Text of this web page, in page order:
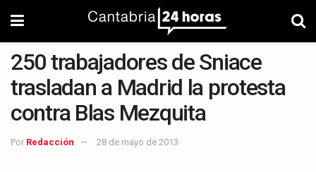
250 trabajadores de Sniace
trasladan a Madrid la protesta
contra Blas Mezquita
Por Redacción 28 de mayo de 2013